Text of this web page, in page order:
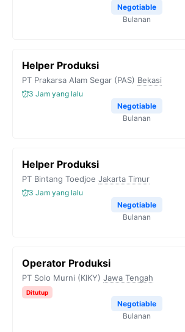
Negotiable
Bulanan
Helper Produksi
PT Prakarsa Alam Segar (PAS) Bekasi
3 Jam yang lalu
Negotiable
Bulanan
Helper Produksi
PT Bintang Toedjoe Jakarta Timur
3 Jam yang lalu
Negotiable
Bulanan
Operator Produksi
PT Solo Murni (KIKY) Jawa Tengah
Ditutup
Negotiable
Bulanan